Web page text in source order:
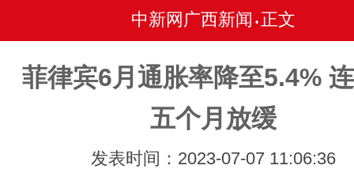
中新网广西新闻 • 正文
菲律宾6月通胀率降至5.4%
五个月放缓
发表时间：2023-07-07 11:06:36